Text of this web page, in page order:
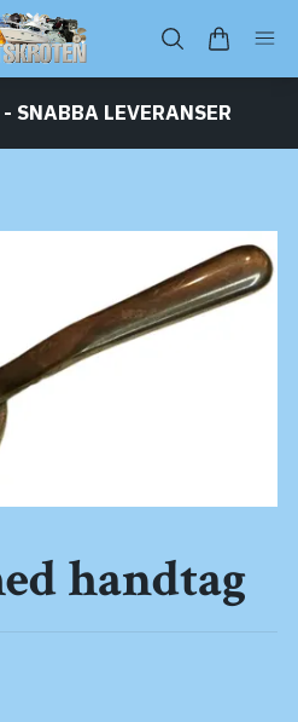
SNABBA LEVERANSER
handtag